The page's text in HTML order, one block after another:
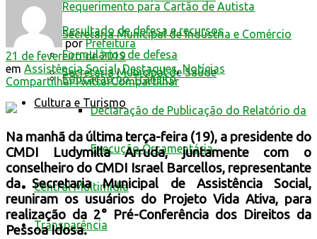
Requerimento para Cartão de Autista
Resultado de defesa e recursos
Formulários de defesa
Educação no Trânsito
Cultura e Turismo
Secretaria Municipal de Indústria e Comércio
Secretaria Municipal de Saúde
Declaração de Publicação do Relatório da
Execução Orçamentária
Central Multimídia
Transparência
por Prefeitura
21 de fevereiro de 2019
em Assistência Social,Destaques,Notícias
CompartilharTwittarCompartilhar
Na manhã da última terça-feira (19), a presidente do
CMDI Ludymilla Arruda, juntamente com o
conselheiro do CMDI Israel Barcellos, representante
da Secretaria Municipal de Assistência Social,
reuniram os usuários do Projeto Vida Ativa, para
realização da 2° Pré-Conferência dos Direitos da
Pessoa Idosa.